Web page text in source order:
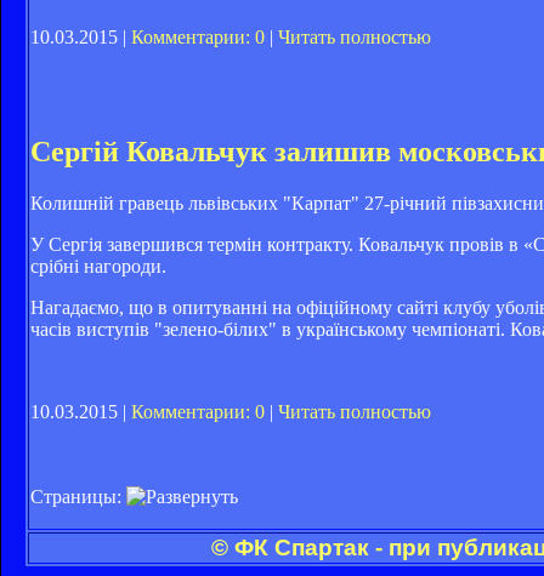
10.03.2015 | Комментарии: 0 | Читать полностью
Сергій Ковальчук залишив
Колишній гравець львівських "Карпат" 27-річний
У Сергія завершився термін контракту. Ковальчук провів в
срібні нагороди.
Нагадаємо, що в опитуванні на офіційному сайті клубу
часів виступів "зелено-білих" в українському чемпіонаті.
10.03.2015 | Комментарии: 0 | Читать полностью
Страницы:
© ФК Спартак - при